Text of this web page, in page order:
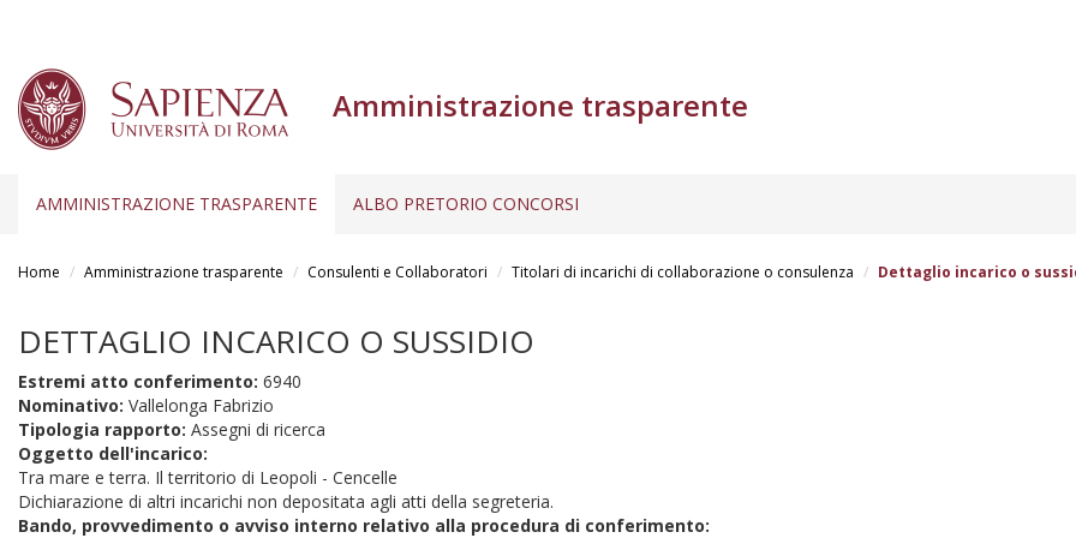
Amministrazione trasparente
AMMINISTRAZIONE TRASPARENTE ALBO PRETORIO CONCORSI
Home Amministrazione trasparente Consulenti e Collaboratori Titolari di incarichi di collaborazione o consulenza Dettaglio incarico o
DETTAGLIO INCARICO O SUSSIDIO
Estremi atto conferimento: 6940
Nominativo: Vallelonga Fabrizio
Tipologia rapporto: Assegni di ricerca
Oggetto dell'incarico:
Tra mare e terra. Il territorio di Leopoli - Cencelle
Dichiarazione di altri incarichi non depositata agli atti della segreteria.
Bando, provvedimento o avviso interno relativo alla procedura di conferimento: